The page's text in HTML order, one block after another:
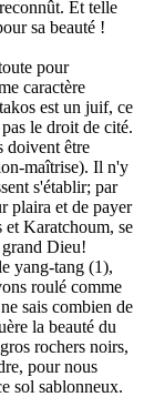
Et telle
sa beauté !
pour
caractère
est un juif, ce
le droit de cité.
doivent être
maîtrise). Il n'y
s'établir; par
plaira et de payer
et Karatchoum, se
Dieu!
yang-tang (1),
roulé comme
sais combien de
la beauté du
rochers noirs,
pour nous
sol sablonneux.